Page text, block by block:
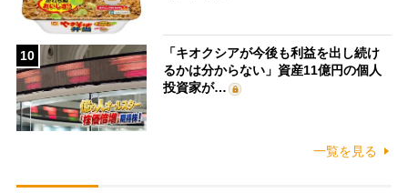
10
「キオクシアが今後も利益を出し続け
るかは分からない」資産11億円の個人
投資家が…
一覧を見る